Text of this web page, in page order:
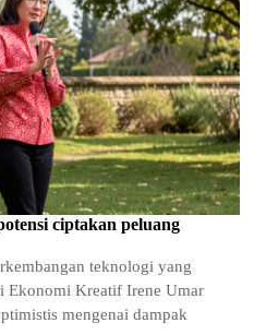
ciptakan peluang
teknologi yang
Ekonomi Kreatif Irene Umar
mengenai dampak